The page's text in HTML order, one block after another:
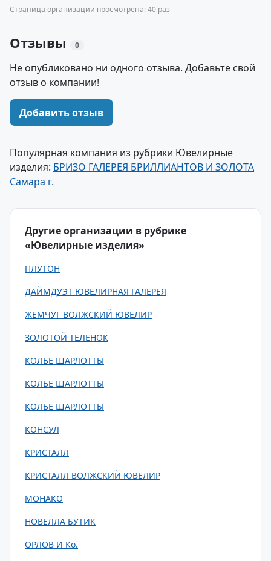
Страница организации просмотрена: 40 раз
Отзывы 0
Не опубликовано ни одного отзыва. Добавьте свой
отзыв о компании!
Добавить отзыв
Популярная компания из рубрики Ювелирные
изделия: БРИЗО ГАЛЕРЕЯ БРИЛЛИАНТОВ И ЗОЛОТА
Самара г.
Другие организации в рубрике
«Ювелирные изделия»
ПЛУТОН
ДАЙМДУЭТ ЮВЕЛИРНАЯ ГАЛЕРЕЯ
ЖЕМЧУГ ВОЛЖСКИЙ ЮВЕЛИР
ЗОЛОТОЙ ТЕЛЕНОК
КОЛЬЕ ШАРЛОТТЫ
КОЛЬЕ ШАРЛОТТЫ
КОЛЬЕ ШАРЛОТТЫ
КОНСУЛ
КРИСТАЛЛ
КРИСТАЛЛ ВОЛЖСКИЙ ЮВЕЛИР
МОНАКО
НОВЕЛЛА БУТИК
ОРЛОВ И Ко.